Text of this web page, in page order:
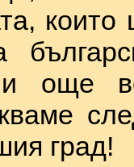
които
още
град!